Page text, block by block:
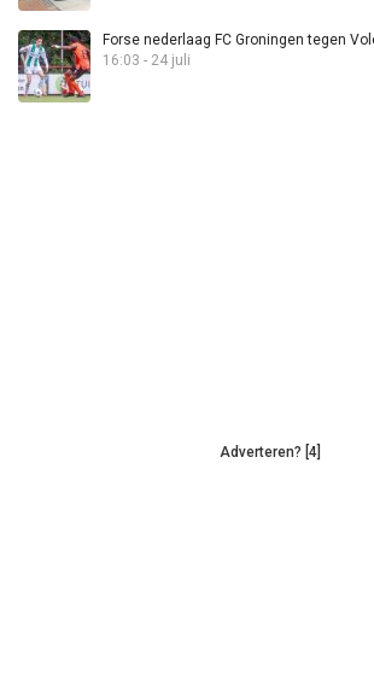
Forse nederlaag FC Groningen tegen
16:03 - 24 juli
Adverteren? [4]